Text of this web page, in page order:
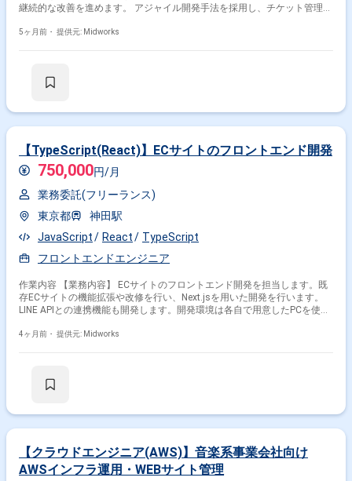
継続的な改善を進めます。 アジャイル開発手法を採用し、チケット管理ツ
案件です。 【作業内容】 ・PHP、JavaScript、Symfonyを用いた機能開発
5ヶ月前・ 提供元: Midworks
【TypeScript(React)】ECサイトのフロントエンド開発
750,000円/月
業務委託(フリーランス)
東京都
神田駅
JavaScript
React
TypeScript
フロントエンドエンジニア
作業内容 【業務内容】 ECサイトのフロントエンド開発を担当します。既
存ECサイトの機能拡張や改修を行い、Next.jsを用いた開発を行います。
LINE APIとの連携機能も開発します。開発環境は各自で用意したPCを使用
イトの機能改修と拡張 ・LINE API連携機能の設計・実装 ・開発環境のセッ
4ヶ月前・ 提供元: Midworks
【クラウドエンジニア(AWS)】音楽系事業会社向け
AWSインフラ運用・WEBサイト管理